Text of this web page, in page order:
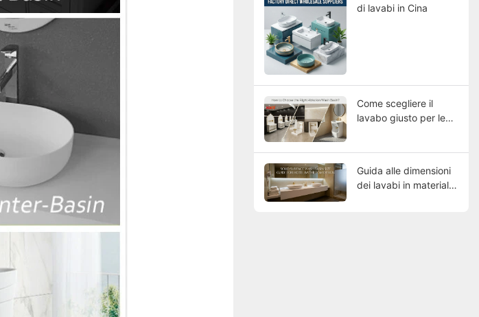
di lavabi in Cina
Come scegliere il
lavabo giusto per le
Guida alle dimensioni
dei lavabi in materiale